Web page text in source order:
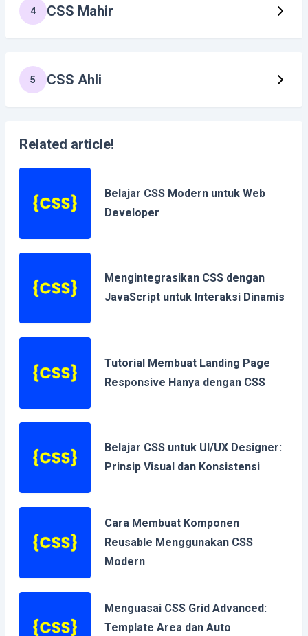
4 CSS Mahir
5 CSS Ahli
Related article!
Belajar CSS Modern untuk Web
Developer
Mengintegrasikan CSS dengan
JavaScript untuk Interaksi Dinamis
Tutorial Membuat Landing Page
Responsive Hanya dengan CSS
Belajar CSS untuk UI/UX Designer:
Prinsip Visual dan Konsistensi
Cara Membuat Komponen
Reusable Menggunakan CSS
Modern
Menguasai CSS Grid Advanced:
Template Area dan Auto